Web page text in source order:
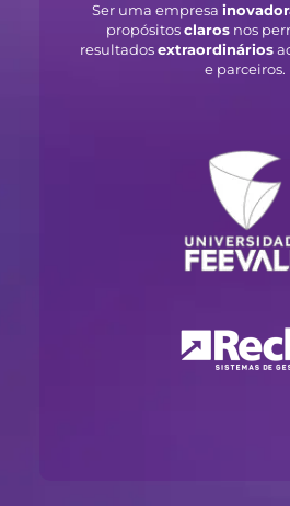
Ser uma empresa
propósitosclarosnos
resultadosextraordinários
e parceiros.